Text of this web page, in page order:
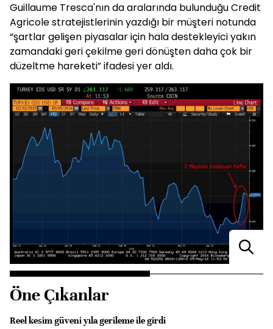
Guillaume Tresca'nın da aralarında bulunduğu Credit
Agricole stratejistlerinin yazdığı bir müşteri notunda
“şartlar gelişen piyasalar için hala destekleyici yakın
zamandaki geri çekilme geri dönüşten daha çok bir
düzeltme hareketi” ifadesi yer aldı.
Öne Çıkanlar
Reel kesim güveni yıla gerileme ile girdi